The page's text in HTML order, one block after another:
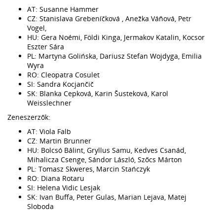
AT: Susanne Hammer
CZ: Stanislava Grebeníčková , Anežka Váňová, Petr
Vogel,
HU: Gera Noémi, Földi Kinga, Jermakov Katalin, Kocsor
Eszter Sára
PL: Martyna Golińska, Dariusz Stefan Wojdyga, Emilia
Wyra
RO: Cleopatra Cosulet
SI: Sandra Kocjančič
SK: Blanka Cepková, Karin Šusteková, Karol
Weisslechner
Zeneszerzők:
AT: Viola Falb
CZ: Martin Brunner
HU: Bolcsó Bálint, Gryllus Samu, Kedves Csanád,
Mihalicza Csenge, Sándor László, Szőcs Márton
PL: Tomasz Skweres, Marcin Stańczyk
RO: Diana Rotaru
SI: Helena Vidic Lesjak
SK: Ivan Buffa, Peter Gulas, Marian Lejava, Matej
Sloboda